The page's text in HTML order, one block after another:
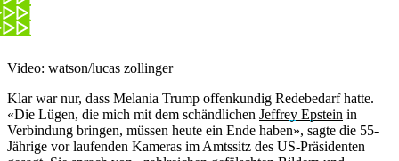
Video: watson/lucas zollinger
Klar war nur, dass Melania Trump offenkundig Redebedarf hatte.
«Die Lügen, die mich mit dem schändlichen Jeffrey Epstein in
Verbindung bringen, müssen heute ein Ende haben», sagte die 55-
Jährige vor laufenden Kameras im Amtssitz des US-Präsidenten